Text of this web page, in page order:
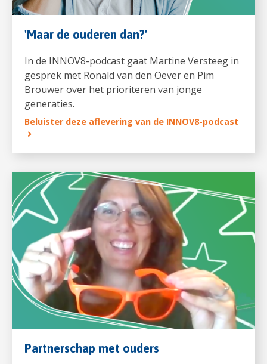
'Maar de ouderen dan?'
In de INNOV8-podcast gaat Martine Versteeg in
gesprek met Ronald van den Oever en Pim
Brouwer over het prioriteren van jonge
generaties.
Beluister deze aflevering van de INNOV8-podcast
Partnerschap met ouders